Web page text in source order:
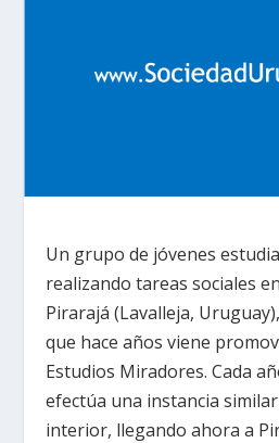
Un grupo de jóvenes
realizando tareas sociales
Pirarajá (Lavalleja,
que hace años viene
Estudios Miradores. Cada
efectúa una instancia
interior, llegando ahora a